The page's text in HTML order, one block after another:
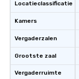
Locatieclassificatie
Kamers
Vergaderzalen
Grootste zaal
Vergaderruimte